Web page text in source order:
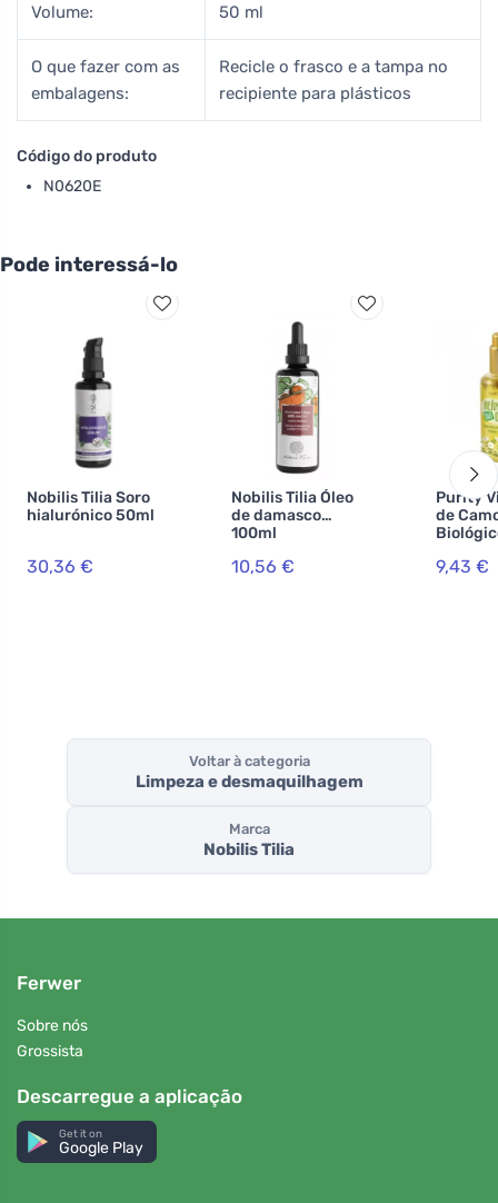
Volume: 50 ml
O que fazer com as
embalagens:
Recicle o frasco e a tampa no
recipiente para plásticos
Código do produto
N0620E
Pode interessá-lo
Nobilis Tilia Soro
hialurónico 50ml
30,36 €
Nobilis Tilia Óleo
de damasco
100ml
10,56 €
Purity
de
9,43 €
Voltar à categoria
Limpeza e desmaquilhagem
Marca
Nobilis Tilia
Ferwer
Sobre nós
Grossista
Descarregue a aplicação
Get it on
Google Play